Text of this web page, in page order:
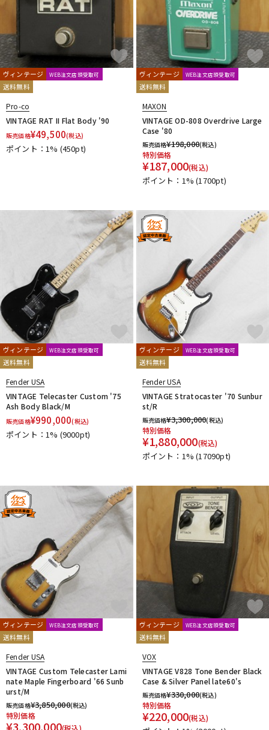
ヴィンテージ WEB注文店頭受取可
送料無料
Pro-co
VINTAGE RAT II Flat Body '90
販売価格¥49,500(税込)
ポイント：1% (450pt)
ヴィンテージ WEB注文店頭受取可
送料無料
MAXON
VINTAGE OD-808 Overdrive Large
Case '80
販売価格¥198,000(税込)
特別価格
¥187,000(税込)
ポイント：1%(1700pt)
ヴィンテージ WEB注文店頭受取可
送料無料
Fender USA
VINTAGE Telecaster Custom '75
Ash Body Black/M
販売価格¥990,000(税込)
ポイント：1% (9000pt)
ヴィンテージ WEB注文店頭受取可
送料無料
Fender USA
VINTAGE Stratocaster '70 Sunbur
st/R
販売価格¥3,300,000(税込)
特別価格
¥1,880,000(税込)
ポイント：1%(17090pt)
ヴィンテージ WEB注文店頭受取可
送料無料
Fender USA
VINTAGE Custom Telecaster Lami
nate Maple Fingerboard '66 Sunb
urst/M
販売価格¥3,850,000(税込)
特別価格
¥3,300,000(税込)
ヴィンテージ WEB注文店頭受取可
送料無料
VOX
VINTAGE V828 Tone Bender Black
Case & Silver Panel late60's
販売価格¥330,000(税込)
特別価格
¥220,000(税込)